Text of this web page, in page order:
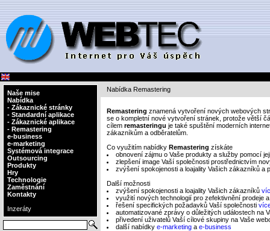
Naše mise
Nabídka
- Zákaznické stránky
- Standardní aplikace
- Zákaznické aplikace
- Remastering
e-business
e-marketing
Systémová integrace
Outsourcing
Produkty
Hry
Technologie
Zaměstnání
Kontakty
Inzeráty
Nabídka Remastering
Remastering znamená vytvoření nových webových
se o kompletní nové vytvoření stránek, protože větší
cílem remasteringu je také spuštění moderních
zákazníkům a odběratelům.
Co využitím nabídky Remastering získáte
obnovení zájmu o Vaše produkty a služby pomocí
zlepšení image Vaší společnosti prostřednictvím
zvýšení spokojenosti a loajality Vašich zákazníků a
Další možnosti
zvýšení spokojenosti a loajality Vašich zákazníků
využití nových technologií pro zefektivnění prodeje
řešení specifických požadavků Vaší společnosti
automatizované zprávy o důležitých událostech na
přivedení uživatelů Vaší cílové skupiny na Vaše
další nabídky e-marketing a e-business